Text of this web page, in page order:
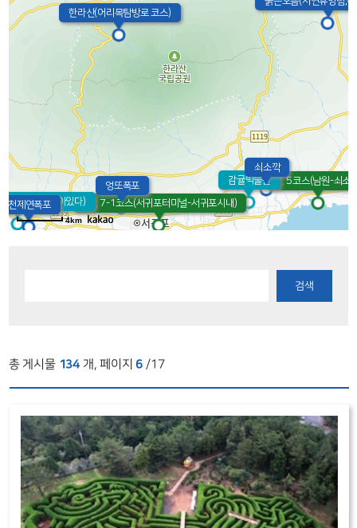
7. 5코스(남원-쇠소
10. 7-1코스(서귀포터미널-서귀포시내)
(박물관은살아있다)
감귤박물관
쇠소깍
엉또폭포
천제연폭포
한라산(어리목탐방로 코스)
4km
검색
총 게시물 134 개, 페이지 6 /17